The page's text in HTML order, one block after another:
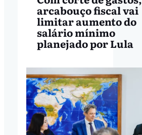
arcabouço fiscal vai
limitar aumento do
salário mínimo
planejado por Lula